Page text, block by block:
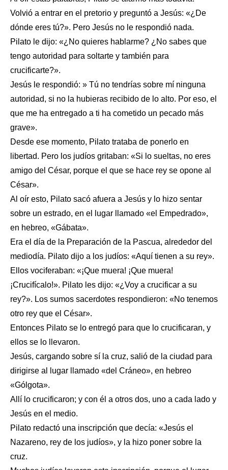
Volvió a entrar en el pretorio y preguntó a Jesús: «¿De
dónde eres tú?». Pero Jesús no le respondió nada.
Pilato le dijo: «¿No quieres hablarme? ¿No sabes que
tengo autoridad para soltarte y también para
crucificarte?».
Jesús le respondió: » Tú no tendrías sobre mí ninguna
autoridad, si no la hubieras recibido de lo alto. Por eso, el
que me ha entregado a ti ha cometido un pecado más
grave».
Desde ese momento, Pilato trataba de ponerlo en
libertad. Pero los judíos gritaban: «Si lo sueltas, no eres
amigo del César, porque el que se hace rey se opone al
César».
Al oír esto, Pilato sacó afuera a Jesús y lo hizo sentar
sobre un estrado, en el lugar llamado «el Empedrado»,
en hebreo, «Gábata».
Era el día de la Preparación de la Pascua, alrededor del
mediodía. Pilato dijo a los judíos: «Aquí tienen a su rey».
Ellos vociferaban: «¡Que muera! ¡Que muera!
¡Crucifícalo!». Pilato les dijo: «¿Voy a crucificar a su
rey?». Los sumos sacerdotes respondieron: «No tenemos
otro rey que el César».
Entonces Pilato se lo entregó para que lo crucificaran, y
ellos se lo llevaron.
Jesús, cargando sobre sí la cruz, salió de la ciudad para
dirigirse al lugar llamado «del Cráneo», en hebreo
«Gólgota».
Allí lo crucificaron; y con él a otros dos, uno a cada lado y
Jesús en el medio.
Pilato redactó una inscripción que decía: «Jesús el
Nazareno, rey de los judíos», y la hizo poner sobre la
cruz.